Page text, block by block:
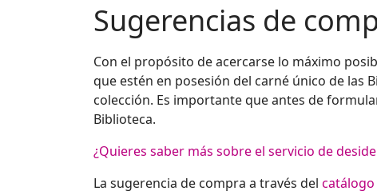
Sugerencias de
Con el propósito de acercarse lo máximo
que estén en posesión del carné único de las
colección. Es importante que antes de
Biblioteca.
¿Quieres saber más sobre el servicio de
La sugerencia de compra a través del catálogo